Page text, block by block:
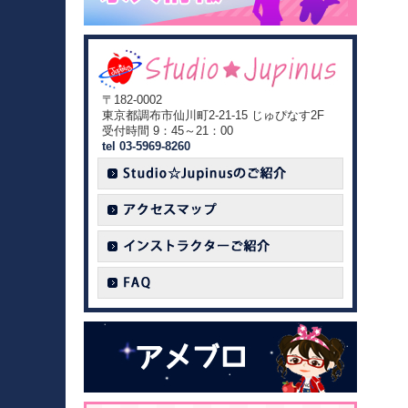
〒182-0002
東京都調布市仙川町2-21-15 じゅぴなす2F
受付時間 9：45～21：00
tel 03-5969-8260